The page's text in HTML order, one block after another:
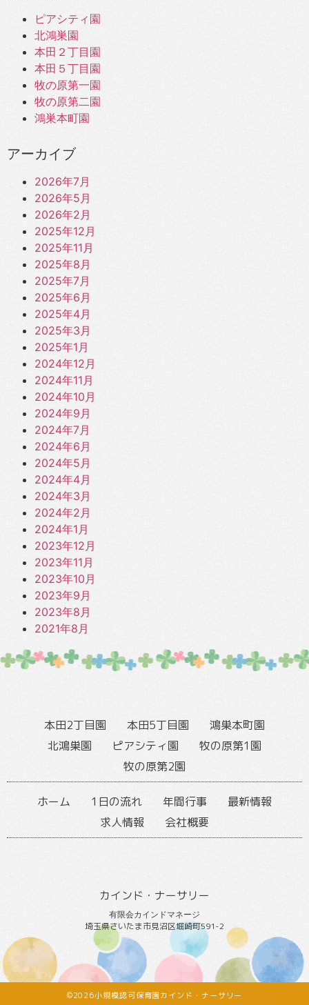
ピアシティ園
北鴻巣園
本田２丁目園
本田５丁目園
牧の原第一園
牧の原第二園
鴻巣本町園
アーカイブ
2026年7月
2026年5月
2026年2月
2025年12月
2025年11月
2025年8月
2025年7月
2025年6月
2025年4月
2025年3月
2025年1月
2024年12月
2024年11月
2024年10月
2024年9月
2024年7月
2024年6月
2024年5月
2024年4月
2024年3月
2024年2月
2024年1月
2023年12月
2023年11月
2023年10月
2023年9月
2023年8月
2021年8月
カインド・ナーサリー
有限会カインドマネージ
埼玉県さいたま市見沼区堀崎町591-2
本田2丁目園 本田5丁目園
鴻巣本町園
北鴻巣園
ピアシティ園
牧の原第1園
牧の原第2園
ホーム 1日の流れ 年間行事
最新情報
求人情報
会社概要
©2026小規模認可保育園カインド・ナーサリー